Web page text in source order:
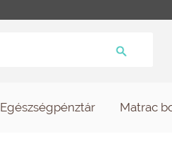
Egészségpénztár Matrac